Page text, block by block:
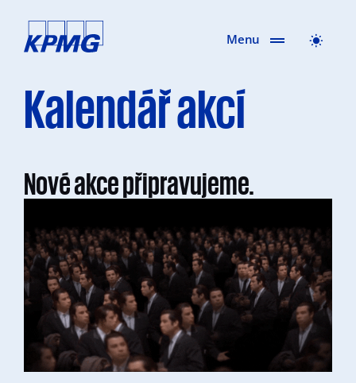
Menu
Kalendář akcí
Nové akce připravujeme.